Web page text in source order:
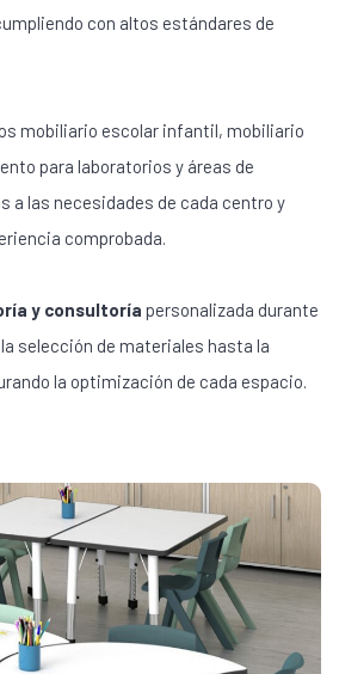
con altos estándares de
mobiliario escolar infantil, mobiliario
para laboratorios y áreas de
a las necesidades de cada centro y
comprobada.
y consultoría personalizada durante
selección de materiales hasta la
la optimización de cada espacio.